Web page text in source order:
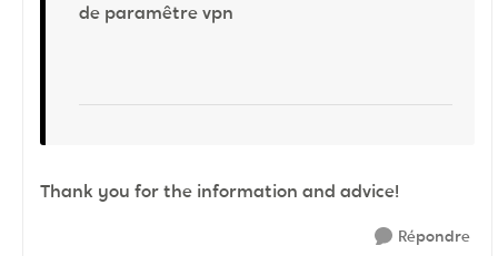
de paramêtre vpn
Thank you for the information and advice!
Répondre